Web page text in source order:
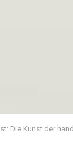
Die Kunst der